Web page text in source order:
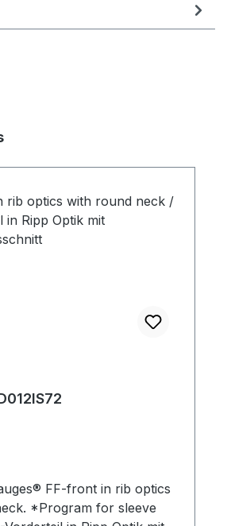
prodotti
FF-front in rib optics
*Program for sleeve